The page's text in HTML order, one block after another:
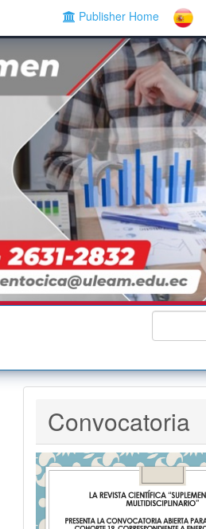
Publisher Home
Convocatoria
Convocatoria